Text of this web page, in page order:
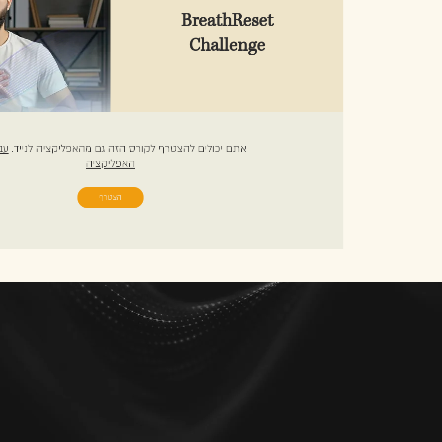
BreathReset
Challenge
אתם יכולים להצטרף לקורס הזה גם מהאפליקציה לנייד.
האפליקציה
הצטרף